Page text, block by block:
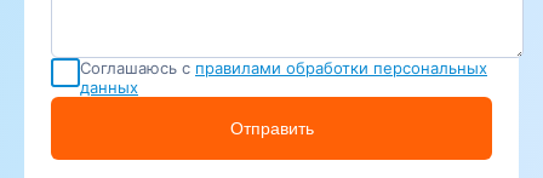
Соглашаюсь с правилами обработки персональных
данных
Отправить